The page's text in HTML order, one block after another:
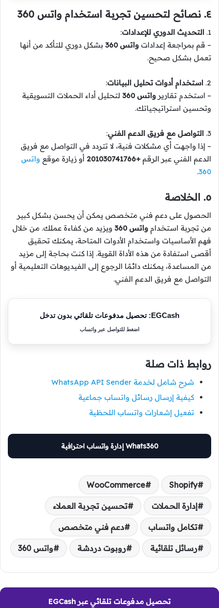
٤. نصائح لتحسين تجربة استخدام واتس 360
1. التحديث الدوري للإعدادات:
– قم بمراجعة إعدادات واتس 360
بشكل دوري للتأكد من أنها
تعمل بشكل صحيح.
2. استخدام أدوات تحليل البيانات:
– استخدم تقارير واتس 360
لتحليل أداء الحملات التسويقية
وتحسين استراتيجياتك.
3. التواصل مع فريق الدعم الفني:
– إذا واجهت أي مشكلات فنية، لا تتردد في التواصل مع فريق
الدعم الفني عبر الرقم+201030741766 أو زيارة موقع واتس
360
.
٥. الخلاصة
الحصول على دعم فني متخصص يمكن أن يحسن بشكل كبير
من تجربة استخدام واتس 360
ويزيد من كفاءة عملك. من خلال
فهم الأساسيات واستخدام الأدوات المتاحة، يمكنك تحقيق
أقصى استفادة من هذه الأداة القوية. إذا كنت بحاجة إلى مزيد
من المساعدة، يمكنك دائمًا الرجوع إلى الفيديوهات التعليمية أو
التواصل مع فريق الدعم الفني.
EGCash: تحصيل مدفوعات تلقائي بدون تدخل
اضغط للتواصل عبر واتساب
روابط ذات صلة
شرح شامل لخدمة WhatsApp API Sender
كيفية إرسال رسائل واتساب جماعية
تفعيل إشعارات واتساب اللحظية
Whats360 إدارة واتساب احترافية
Shopify
WooCommerce
إدارة الحملات تحسين تجربة العملاء
تكامل واتساب دعم فني متخصص
رسائل تلقائية روبوت دردشة واتس 360
تحصيل مدفوعات تلقائي عبر EGCash